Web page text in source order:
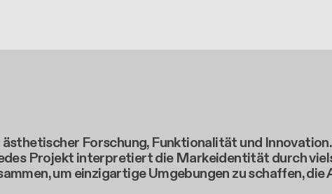
Forschung, Funktionalität und
Projekt interpretiert die Markeidentität durch
um einzigartige Umgebungen zu schaffen,